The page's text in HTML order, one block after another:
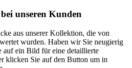
unseren Kunden
aus unserer Kollektion, die von
wurden. Haben wir Sie neugierig
auf ein Bild für eine detaillierte
klicken Sie auf den Button um in